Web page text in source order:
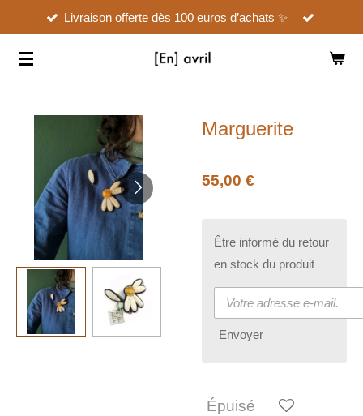
contenu
Livraison offerte dès 100 euros d’achats ✨
Marguerite
55,00 €
Être informé du retour
en stock du produit
Envoyer
Épuisé